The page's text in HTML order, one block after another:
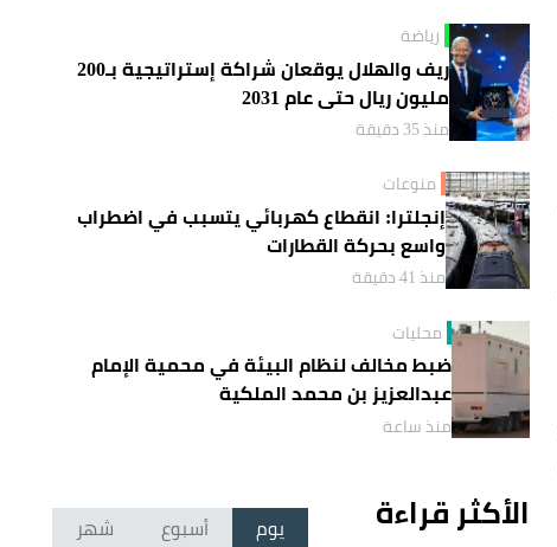
رياضة
ريف والهلال يوقعان شراكة إستراتيجية بـ200
مليون ريال حتى عام 2031
منذ 35 دقيقة
منوعات
إنجلترا: انقطاع كهربائي يتسبب في اضطراب
واسع بحركة القطارات
منذ 41 دقيقة
محليات
ضبط مخالف لنظام البيئة في محمية الإمام
عبدالعزيز بن محمد الملكية
منذ ساعة
الأكثر قراءة يوم أسبوع شهر